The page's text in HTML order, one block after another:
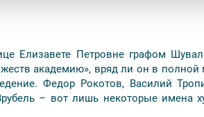
Елизавете Петровне графом
академию», вряд ли он в полной
Федор Рокотов, Василий
– вот лишь некоторые имена